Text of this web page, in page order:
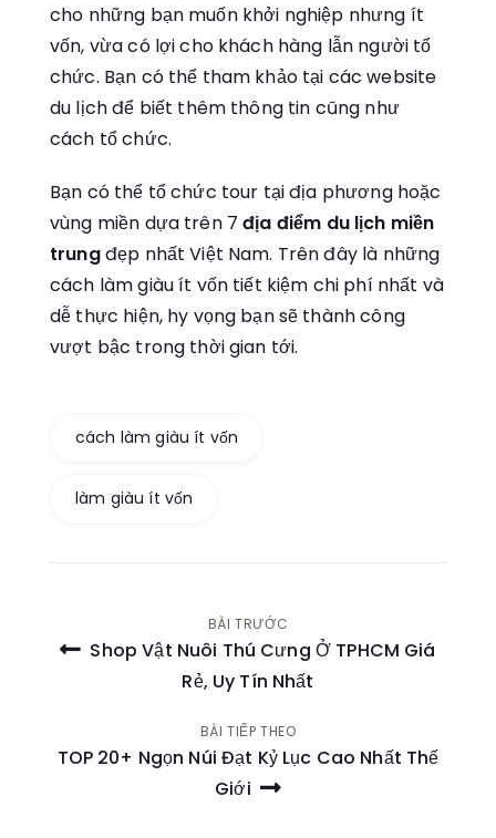
cho những bạn muốn khởi nghiệp nhưng ít
vốn, vừa có lợi cho khách hàng lẫn người tổ
chức. Bạn có thể tham khảo tại các website
du lịch để biết thêm thông tin cũng như
cách tổ chức.
Bạn có thể tổ chức tour tại địa phương hoặc
vùng miền dựa trên 7địa điểm du lịch miền
trungđẹp nhất Việt Nam. Trên đây là những
cách làm giàu ít vốn tiết kiệm chi phí nhất và
dễ thực hiện, hy vọng bạn sẽ thành công
vượt bậc trong thời gian tới.
cách làm giàu ít vốn
làm giàu ít vốn
Điều
viết
BÀI TRƯỚC
Shop Vật Nuôi Thú Cưng Ở TPHCM Giá
Rẻ, Uy Tín Nhất
BÀI TIẾP THEO
TOP 20+ Ngọn Núi Đạt Kỷ Lục Cao Nhất Thế
Giới